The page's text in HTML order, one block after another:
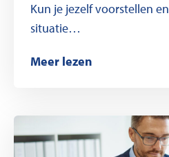
Kun je jezelf voorstellen
situatie…
Meer lezen